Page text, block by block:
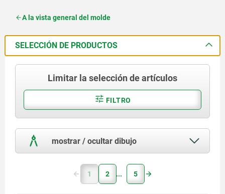
A la vista general del molde
SELECCIÓN DE PRODUCTOS
Limitar la selección de artículos
FILTRO
mostrar / ocultar dibujo
1 2 5